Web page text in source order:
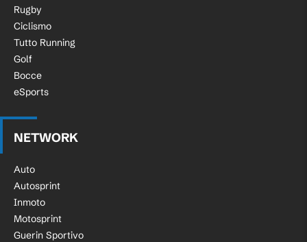
Rugby
Ciclismo
Tutto Running
Golf
Bocce
eSports
NETWORK
Auto
Autosprint
Inmoto
Motosprint
Guerin Sportivo